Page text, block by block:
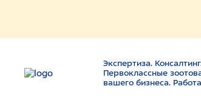
Экспертиза.
Первоклассные
вашего бизнеса.